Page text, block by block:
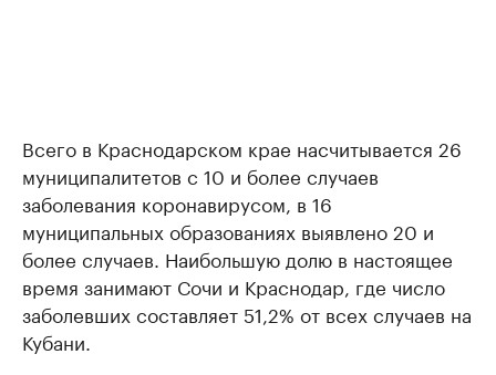
Всего в Краснодарском крае насчитывается 26
муниципалитетов с 10 и более случаев
заболевания коронавирусом, в 16
муниципальных образованиях выявлено 20 и
более случаев. Наибольшую долю в настоящее
время занимают Сочи и Краснодар, где число
заболевших составляет 51,2% от всех случаев на
Кубани.